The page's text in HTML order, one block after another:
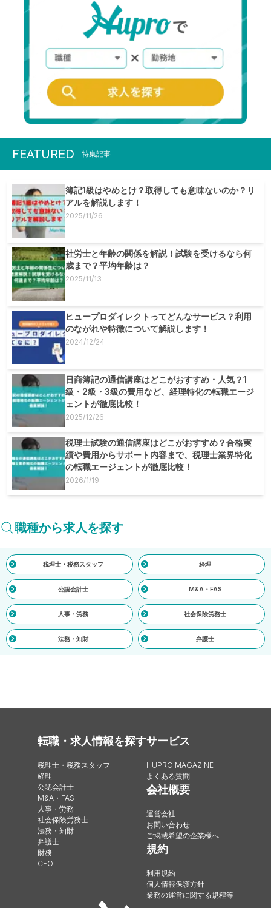
FEATURED 特集記事
簿記1級はやめとけ？取得しても意味ないのか？リ
アルを解説します！
2025/11/26
社労士と年齢の関係を解説！試験を受けるなら何
歳まで？平均年齢は？
2025/11/13
ヒュープロダイレクトってどんなサービス？利用
のながれや特徴について解説します！
2024/12/24
日商簿記の通信講座はどこがおすすめ・人気？1
級・2級・3級の費用など、経理特化の転職エージ
ェントが徹底比較！
2025/12/26
税理士試験の通信講座はどこがおすすめ？合格実
績や費用からサポート内容まで、税理士業界特化
の転職エージェントが徹底比較！
2026/1/19
職種から求人を探す
税理士・税務スタッフ 経理
公認会計士 M&A・FAS
人事・労務 社会保険労務士
法務・知財 弁護士
転職・求人情報を探す
税理士・税務スタッフ
経理
公認会計士
M&A・FAS
人事・労務
社会保険労務士
法務・知財
弁護士
財務
CFO
サービス
HUPRO MAGAZINE
よくある質問
会社概要
運営会社
お問い合わせ
ご掲載希望の企業様へ
規約
利用規約
個人情報保護方針
業務の運営に関する規程等